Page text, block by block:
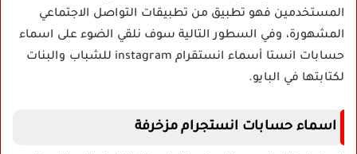
المستخدمين فهو تطبيق من تطبيقات التواصل الاجتماعي
المشهورة، وفي السطور التالية سوف نلقي الضوء على اسماء
حسابات انستا أسماء انستقرام instagram للشباب والبنات
لكتابتها في البايو.
اسماء حسابات انستجرام مزخرفة